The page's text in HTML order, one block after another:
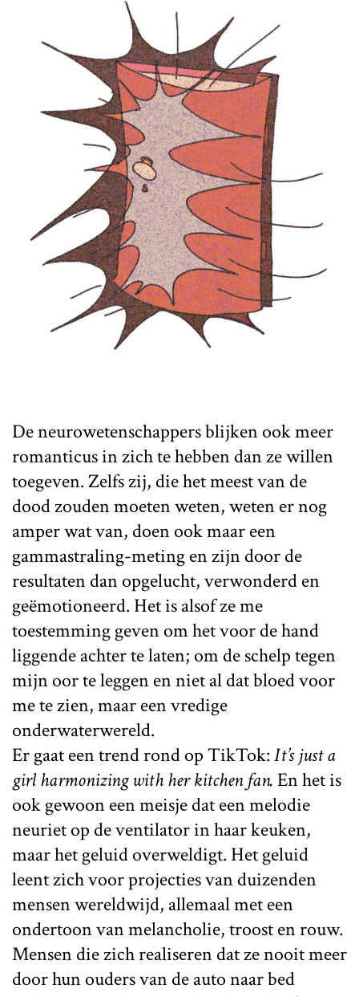
De neurowetenschappers blijken ook meer
romanticus in zich te hebben dan ze willen
toegeven. Zelfs zij, die het meest van de
dood zouden moeten weten, weten er nog
amper wat van, doen ook maar een
gammastraling-meting en zijn door de
resultaten dan opgelucht, verwonderd en
geëmotioneerd. Het is alsof ze me
toestemming geven om het voor de hand
liggende achter te laten; om de schelp tegen
mijn oor te leggen en niet al dat bloed voor
me te zien, maar een vredige
onderwaterwereld.
Er gaat een trend rond op TikTok:It’s just a
girl harmonizing with her kitchen fan.En het is
ook gewoon een meisje dat een melodie
neuriet op de ventilator in haar keuken,
maar het geluid overweldigt. Het geluid
leent zich voor projecties van duizenden
mensen wereldwijd, allemaal met een
ondertoon van melancholie, troost en rouw.
Mensen die zich realiseren dat ze nooit meer
door hun ouders van de auto naar bed